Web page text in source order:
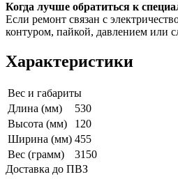
Когда лучше обратиться к
Если ремонт связан с
контуром, пайкой, давлением или
Характеристики
Вес и габариты
Длина (мм)
530
Высота (мм)
120
Ширина (мм) 455
Вес (грамм)
3150
Доставка до ПВЗ